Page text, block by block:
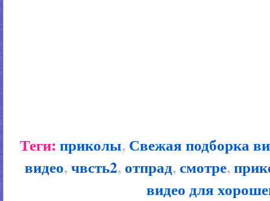
Теги: приколы,Свежая подборка
видео,чвсть2,отпрад,смотре,
видео для